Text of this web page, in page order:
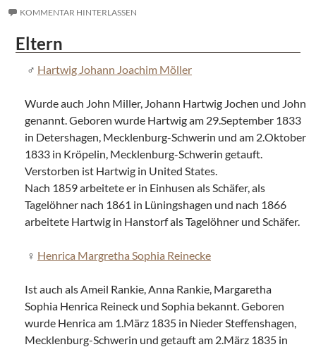
KOMMENTAR HINTERLASSEN
Eltern
Hartwig Johann Joachim Möller
Wurde auch John Miller, Johann Hartwig Jochen und John
genannt. Geboren wurde Hartwig am 29.September 1833
in Detershagen, Mecklenburg-Schwerin und am 2.Oktober
1833 in Kröpelin, Mecklenburg-Schwerin getauft.
Verstorben ist Hartwig in United States.
Nach 1859 arbeitete er in Einhusen als Schäfer, als
Tagelöhner nach 1861 in Lüningshagen und nach 1866
arbeitete Hartwig in Hanstorf als Tagelöhner und Schäfer.
Henrica Margretha Sophia Reinecke
Ist auch als Ameil Rankie, Anna Rankie, Margaretha
Sophia Henrica Reineck und Sophia bekannt. Geboren
wurde Henrica am 1.März 1835 in Nieder Steffenshagen,
Mecklenburg-Schwerin und getauft am 2.März 1835 in